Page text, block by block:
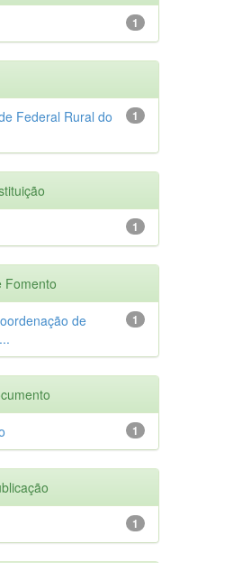
1
1
Federal Rural do
1
Fomento
1
de
1
1